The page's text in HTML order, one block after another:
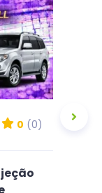
0 (0)